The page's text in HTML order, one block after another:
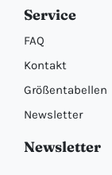
Service
FAQ
Kontakt
Größentabellen
Newsletter
Newsletter